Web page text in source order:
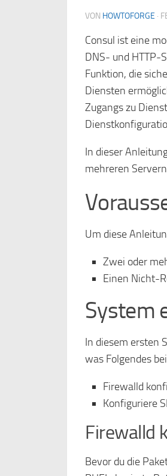
VON HOWTOFORGE ·
Consul ist eine
DNS- und HTTP-
Funktion, die
Diensten
Zugangs zu
In dieser
mehreren
Um diese
Zwei oder
Einen Nicht-
System
In diesem ersten
was Folgendes
Firewalld
Konfiguriere
Firewalld
Bevor du die